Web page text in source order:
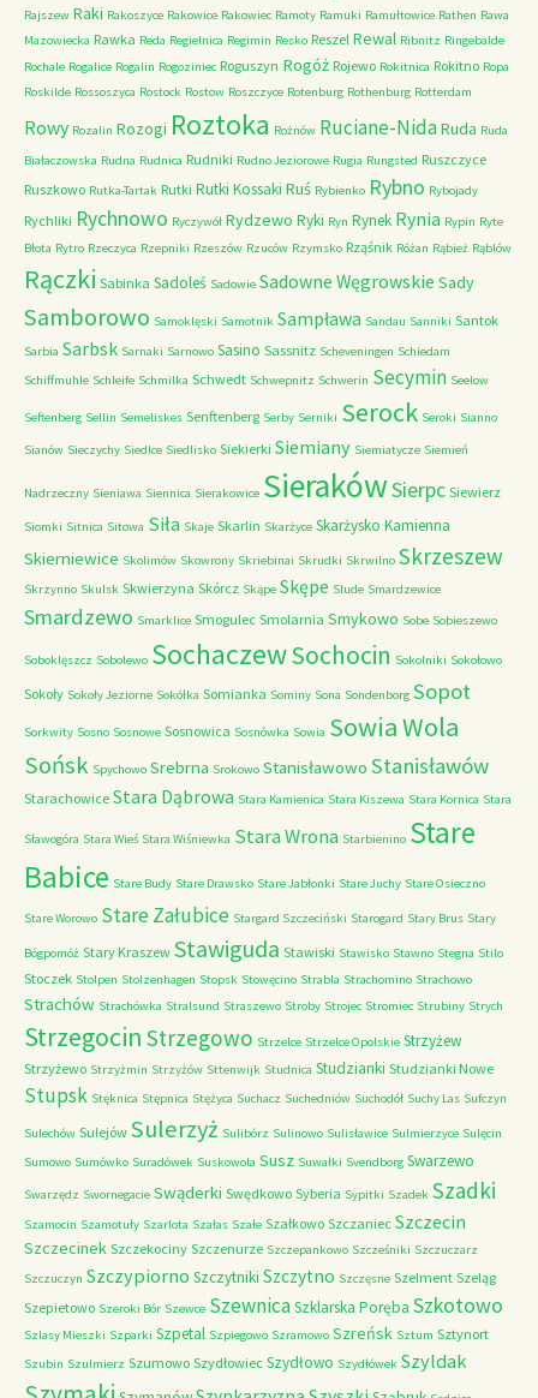
Rajszew Raki Rakoszyce Rakowice Rakowiec Ramoty Ramuki Ramułtowice Rathen Rawa
Mazowiecka Rawka Reda Regielnica Regimin Resko Reszel Rewal Ribnitz Ringebalde
Rochale Rogalice Rogalin Rogoziniec Roguszyn Rogóż Rojewo Rokitnica Rokitno Ropa
Roskilde Rossoszyca Rostock Rostow Roszczyce Rotenburg Rothenburg Rotterdam
Rowy Rozalin Rozogi Roztoka Rożnów Ruciane-NidaRuda Ruda
Białaczowska Rudna Rudnica Rudniki Rudno Jeziorowe Rugia Rungsted Ruszczyce
Ruszkowo Rutka-Tartak Rutki Rutki Kossaki Ruś Rybienko Rybno Rybojady
Rychliki Rychnowo Ryczywół Rydzewo Ryki Ryn Rynek Rynia Rypin Ryte
Błota Rytro Rzeczyca Rzepniki Rzeszów Rzuców Rzymsko Rząśnik Różan Rąbież Rąblów
Rączki Sabinka Sadoleś Sadowie Sadowne Węgrowskie Sady
Samborowo Samoklęski Samotnik Sampława Sandau Sanniki Santok
Sarbia Sarbsk Sarnaki Sarnowo Sasino Sassnitz Scheveningen Schiedam
Schiffmuhle Schleife Schmilka Schwedt Schwepnitz Schwerin Secymin Seelow
Seftenberg Sellin Semeliskes Senftenberg Serby Serniki Serock Seroki Sianno
Sianów Sieczychy Siedlce Siedlisko Siekierki Siemiany Siemiatycze Siemień
Nadrzeczny Sieniawa Siennica Sierakowice SierakówSierpc Siewierz
Siomki Sitnica Sitowa Siła Skaje Skarlin Skarżyce Skarżysko Kamienna
Skierniewice Skolimów Skowrony Skriebinai Skrudki Skrwilno Skrzeszew
Skrzynno Skulsk Skwierzyna Skórcz Skąpe Skępe Slude Smardzewice
Smardzewo Smarklice Smogulec Smolarnia Smykowo Sobe Sobieszewo
Soboklęszcz Sobolewo SochaczewSochocin Sokolniki Sokołowo
Sokoły Sokoły Jeziorne Sokółka Somianka Sominy Sona Sondenborg Sopot
Sorkwity Sosno Sosnowe Sosnowica Sosnówka Sowia Sowia Wola
Sońsk Spychowo Srebrna Srokowo Stanisławowo Stanisławów
Starachowice Stara Dąbrowa Stara Kamienica Stara Kiszewa Stara Kornica Stara
Sławogóra Stara Wieś Stara Wiśniewka Stara Wrona Starbienino Stare
Babice Stare Budy Stare Drawsko Stare Jabłonki Stare Juchy Stare Osieczno
Stare Worowo Stare Załubice Stargard Szczeciński Starogard Stary Brus Stary
Bógpomóż Stary Kraszew Stawiguda Stawiski Stawisko Stawno Stegna Stilo
Stoczek Stolpen Stolzenhagen Stopsk Stowęcino Strabla Strachomino Strachowo
Strachów Strachówka Stralsund Straszewo Stroby Strojec Stromiec Strubiny Strych
Strzegocin Strzegowo Strzelce Strzelce Opolskie Strzyżew
Strzyżewo Strzyżmin Strzyżów Sttenwijk Studnica Studzianki Studzianki Nowe
Stupsk Stęknica Stępnica Stężyca Suchacz Suchedniów Suchodół Suchy Las Sufczyn
Sulechów Sulejów Sulerzyż Sulibórz Sulinowo Sulisławice Sulmierzyce Sulęcin
Sumowo Sumówko Suradówek Suskowola Susz Suwałki Svendborg Swarzewo
Swarzędz Swornegacie Swąderki Swędkowo Syberia Sypitki Szadek Szadki
Szamocin Szamotuły Szarlota Szałas Szałe Szałkowo Szczaniec Szczecin
Szczecinek Szczekociny Szczenurze Szczepankowo Szcześniki Szczuczarz
Szczuczyn Szczypiorno Szczytniki Szczytno Szczęsne Szelment Szeląg
Szepietowo Szeroki Bór Szewce SzewnicaSzklarska Poręba Szkotowo
Szlasy Mieszki Szparki Szpetal Szpiegowo Szramowo Szreńsk Sztum Sztynort
Szubin Szulmierz Szumowo Szydłowiec Szydłowo Szydłówek Szyldak